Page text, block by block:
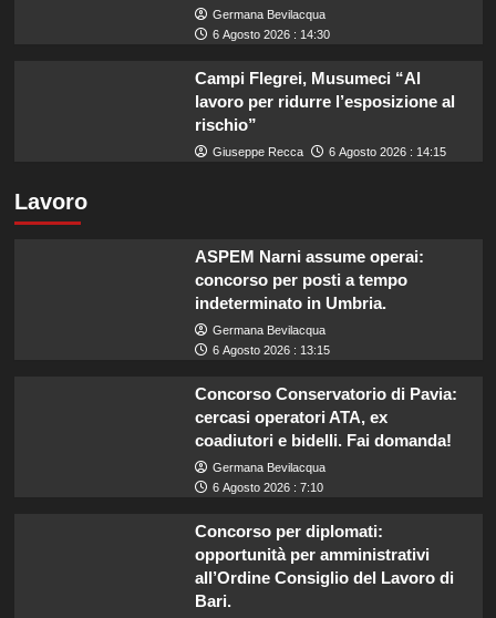
Germana Bevilacqua
6 Agosto 2026 : 14:30
Campi Flegrei, Musumeci “Al
lavoro per ridurre l’esposizione al
rischio”
Giuseppe Recca 6 Agosto 2026 : 14:15
Lavoro
ASPEM Narni assume operai:
concorso per posti a tempo
indeterminato in Umbria.
Germana Bevilacqua
6 Agosto 2026 : 13:15
Concorso Conservatorio di Pavia:
cercasi operatori ATA, ex
coadiutori e bidelli. Fai domanda!
Germana Bevilacqua
6 Agosto 2026 : 7:10
Concorso per diplomati:
opportunità per amministrativi
all’Ordine Consiglio del Lavoro di
Bari.